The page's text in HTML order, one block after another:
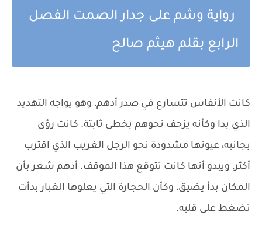
رواية وشم على جدار الصمت الفصل
الرابع بقلم هيثم صالح
كانت الأنفاس تتسارع في صدر أدهم، وهو يواجه التهديد
الذي بدا وكأنه يزحف نحوهم بخطى ثابتة. كانت رؤى
بجانبه، عيونها مشدودة نحو الرجل الغريب الذي اقترب
أكثر، ويبدو أنها كانت تتوقع هذا الموقف. أدهم شعر بأن
المكان بدأ يضيق، وكأن الحجارة التي يعلوها الغبار بدأت
تضغط على قلبه.